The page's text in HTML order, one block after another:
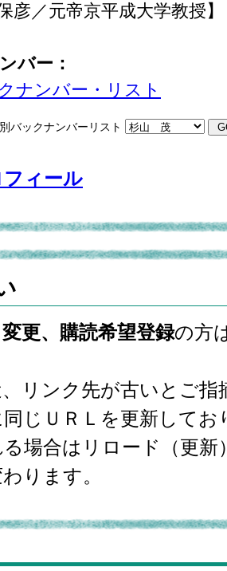
彦／元帝京平成大学教授】
バー：
ナンバー・リスト
バックナンバーリスト
ィール
更、購読希望登録の方
リンク先が古いとご指
じＵＲＬを更新して
場合はリロード（更
ります。